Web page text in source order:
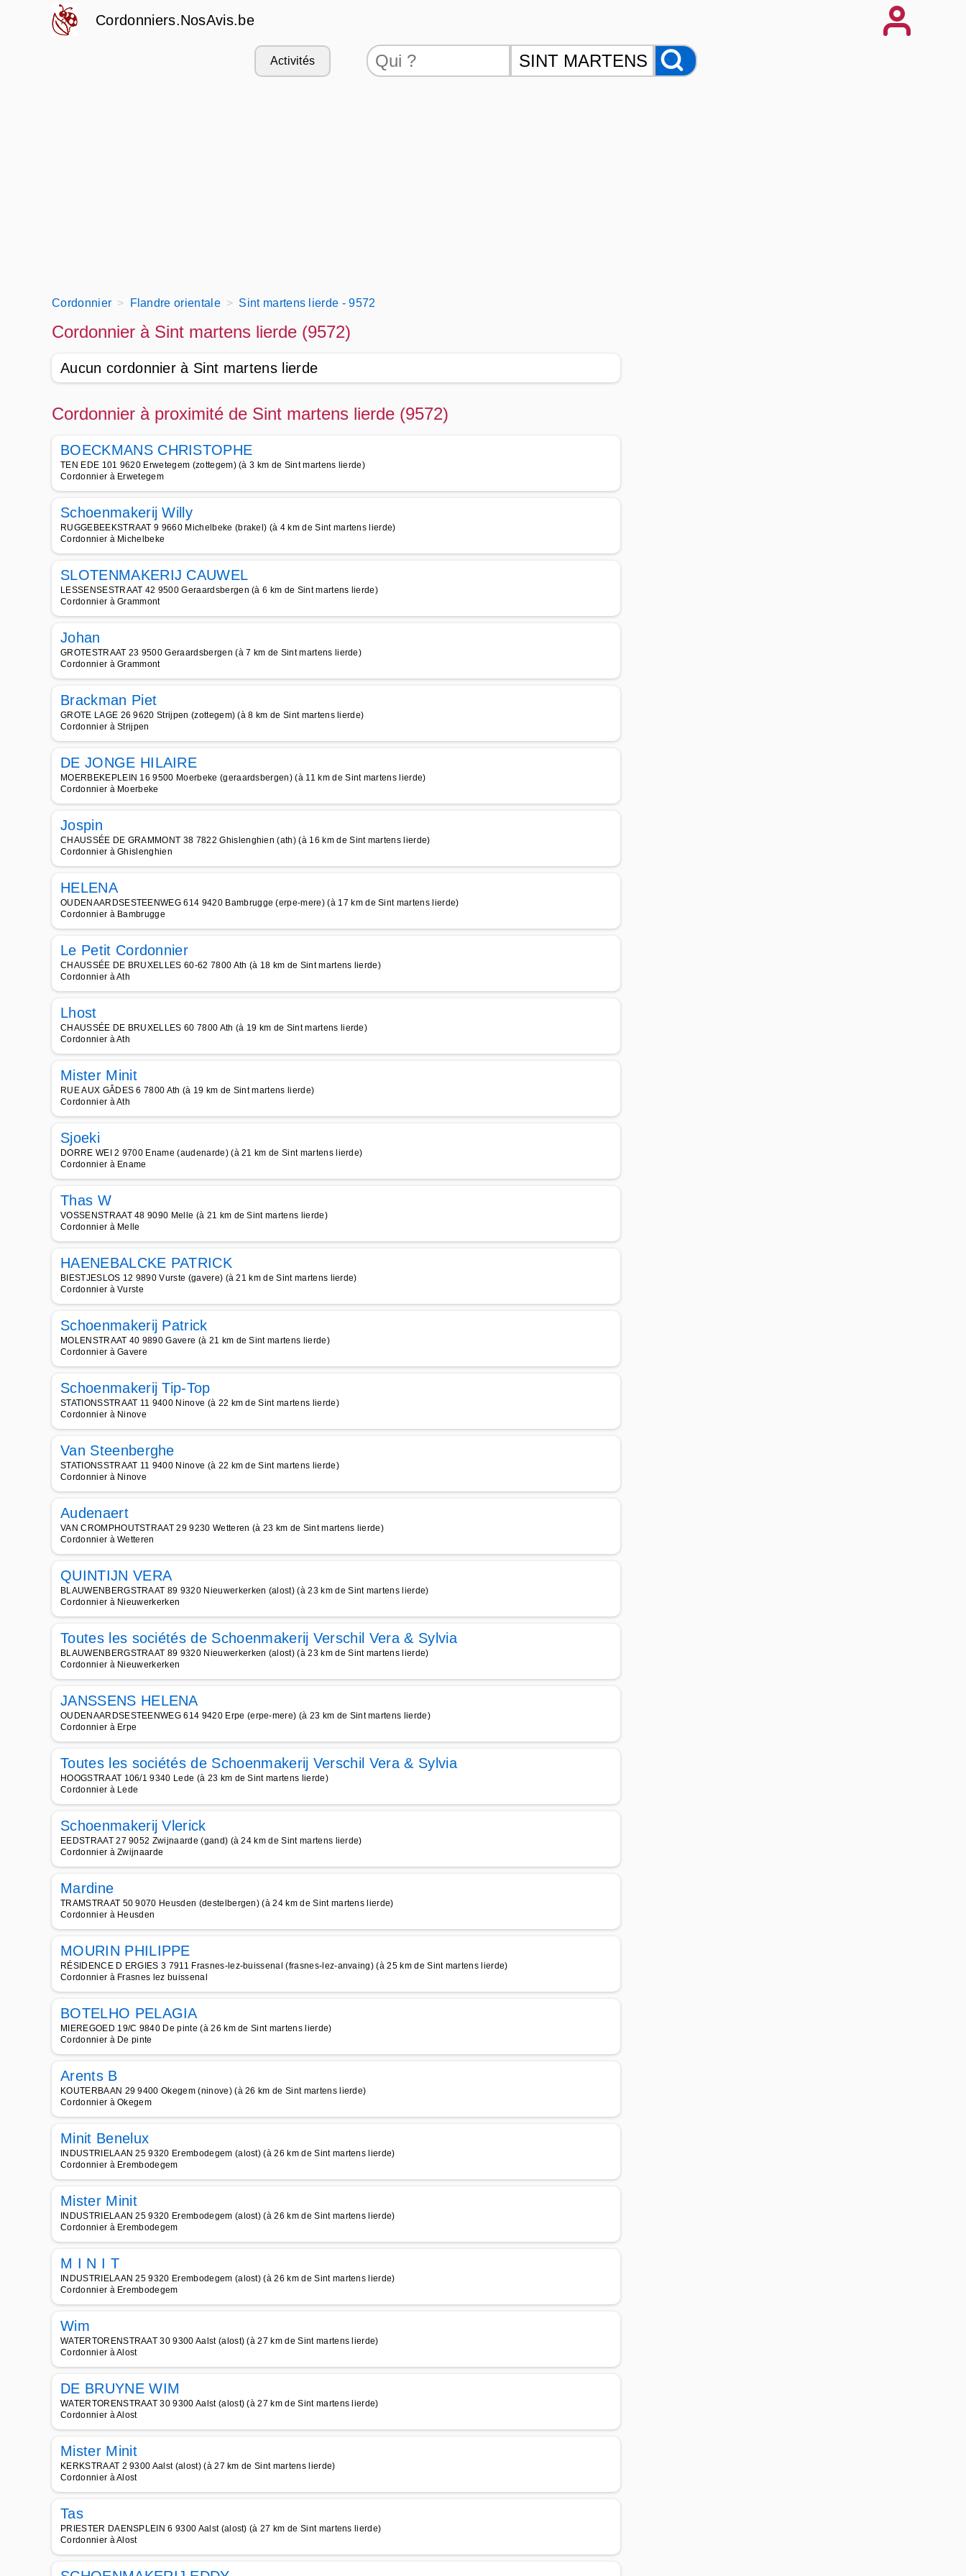
Cordonniers.NosAvis.be
Activités
Cordonnier Flandre orientale Sint martens lierde - 9572
Cordonnier à Sint martens lierde (9572)
Aucun cordonnier à Sint martens lierde
Cordonnier à proximité de Sint martens lierde (9572)
BOECKMANS CHRISTOPHE
TEN EDE 101 9620 Erwetegem (zottegem) (à 3 km de Sint martens lierde)
Cordonnier à Erwetegem
Schoenmakerij Willy
RUGGEBEEKSTRAAT 9 9660 Michelbeke (brakel) (à 4 km de Sint martens lierde)
Cordonnier à Michelbeke
SLOTENMAKERIJ CAUWEL
LESSENSESTRAAT 42 9500 Geraardsbergen (à 6 km de Sint martens lierde)
Cordonnier à Grammont
Johan
GROTESTRAAT 23 9500 Geraardsbergen (à 7 km de Sint martens lierde)
Cordonnier à Grammont
Brackman Piet
GROTE LAGE 26 9620 Strijpen (zottegem) (à 8 km de Sint martens lierde)
Cordonnier à Strijpen
DE JONGE HILAIRE
MOERBEKEPLEIN 16 9500 Moerbeke (geraardsbergen) (à 11 km de Sint martens lierde)
Cordonnier à Moerbeke
Jospin
CHAUSSÉE DE GRAMMONT 38 7822 Ghislenghien (ath) (à 16 km de Sint martens lierde)
Cordonnier à Ghislenghien
HELENA
OUDENAARDSESTEENWEG 614 9420 Bambrugge (erpe-mere) (à 17 km de Sint martens lierde)
Cordonnier à Bambrugge
Le Petit Cordonnier
CHAUSSÉE DE BRUXELLES 60-62 7800 Ath (à 18 km de Sint martens lierde)
Cordonnier à Ath
Lhost
CHAUSSÉE DE BRUXELLES 60 7800 Ath (à 19 km de Sint martens lierde)
Cordonnier à Ath
Mister Minit
RUE AUX GÂDES 6 7800 Ath (à 19 km de Sint martens lierde)
Cordonnier à Ath
Sjoeki
DORRE WEI 2 9700 Ename (audenarde) (à 21 km de Sint martens lierde)
Cordonnier à Ename
Thas W
VOSSENSTRAAT 48 9090 Melle (à 21 km de Sint martens lierde)
Cordonnier à Melle
HAENEBALCKE PATRICK
BIESTJESLOS 12 9890 Vurste (gavere) (à 21 km de Sint martens lierde)
Cordonnier à Vurste
Schoenmakerij Patrick
MOLENSTRAAT 40 9890 Gavere (à 21 km de Sint martens lierde)
Cordonnier à Gavere
Schoenmakerij Tip-Top
STATIONSSTRAAT 11 9400 Ninove (à 22 km de Sint martens lierde)
Cordonnier à Ninove
Van Steenberghe
STATIONSSTRAAT 11 9400 Ninove (à 22 km de Sint martens lierde)
Cordonnier à Ninove
Audenaert
VAN CROMPHOUTSTRAAT 29 9230 Wetteren (à 23 km de Sint martens lierde)
Cordonnier à Wetteren
QUINTIJN VERA
BLAUWENBERGSTRAAT 89 9320 Nieuwerkerken (alost) (à 23 km de Sint martens lierde)
Cordonnier à Nieuwerkerken
Toutes les sociétés de Schoenmakerij Verschil Vera & Sylvia
BLAUWENBERGSTRAAT 89 9320 Nieuwerkerken (alost) (à 23 km de Sint martens lierde)
Cordonnier à Nieuwerkerken
JANSSENS HELENA
OUDENAARDSESTEENWEG 614 9420 Erpe (erpe-mere) (à 23 km de Sint martens lierde)
Cordonnier à Erpe
Toutes les sociétés de Schoenmakerij Verschil Vera & Sylvia
HOOGSTRAAT 106/1 9340 Lede (à 23 km de Sint martens lierde)
Cordonnier à Lede
Schoenmakerij Vlerick
EEDSTRAAT 27 9052 Zwijnaarde (gand) (à 24 km de Sint martens lierde)
Cordonnier à Zwijnaarde
Mardine
TRAMSTRAAT 50 9070 Heusden (destelbergen) (à 24 km de Sint martens lierde)
Cordonnier à Heusden
MOURIN PHILIPPE
RÉSIDENCE D ERGIES 3 7911 Frasnes-lez-buissenal (frasnes-lez-anvaing) (à 25 km de Sint martens lierde)
Cordonnier à Frasnes lez buissenal
BOTELHO PELAGIA
MIEREGOED 19/C 9840 De pinte (à 26 km de Sint martens lierde)
Cordonnier à De pinte
Arents B
KOUTERBAAN 29 9400 Okegem (ninove) (à 26 km de Sint martens lierde)
Cordonnier à Okegem
Minit Benelux
INDUSTRIELAAN 25 9320 Erembodegem (alost) (à 26 km de Sint martens lierde)
Cordonnier à Erembodegem
Mister Minit
INDUSTRIELAAN 25 9320 Erembodegem (alost) (à 26 km de Sint martens lierde)
Cordonnier à Erembodegem
M I N I T
INDUSTRIELAAN 25 9320 Erembodegem (alost) (à 26 km de Sint martens lierde)
Cordonnier à Erembodegem
Wim
WATERTORENSTRAAT 30 9300 Aalst (alost) (à 27 km de Sint martens lierde)
Cordonnier à Alost
DE BRUYNE WIM
WATERTORENSTRAAT 30 9300 Aalst (alost) (à 27 km de Sint martens lierde)
Cordonnier à Alost
Mister Minit
KERKSTRAAT 2 9300 Aalst (alost) (à 27 km de Sint martens lierde)
Cordonnier à Alost
Tas
PRIESTER DAENSPLEIN 6 9300 Aalst (alost) (à 27 km de Sint martens lierde)
Cordonnier à Alost